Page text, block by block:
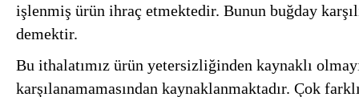
işlenmiş ürün ihraç etmektedir. Bunun buğday
demektir.
Bu ithalatımız ürün yetersizliğinden kaynaklı
karşılanamamasından kaynaklanmaktadır. Çok